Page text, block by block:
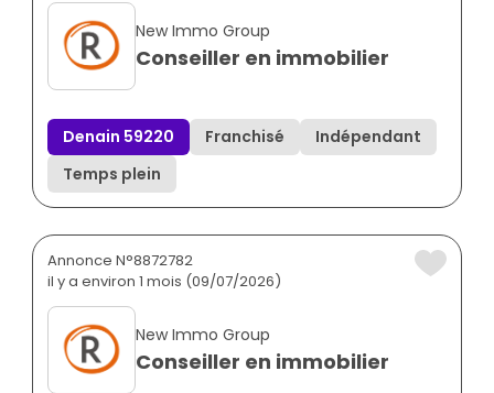
New Immo Group
Conseiller en immobilier
Denain 59220 Franchisé
Indépendant
Temps plein
Annonce N°8872782
il y a environ 1 mois (09/07/2026)
New Immo Group
Conseiller en immobilier